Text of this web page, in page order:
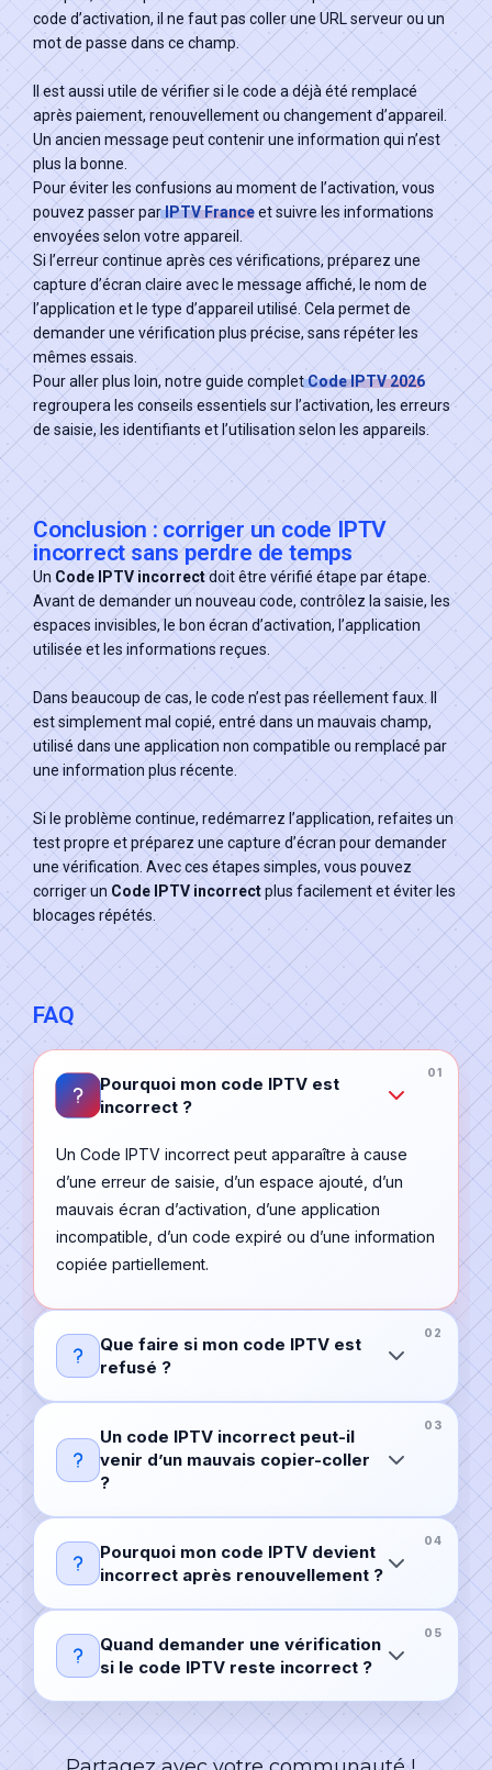
code d’activation, il ne faut pas coller une URL serveur ou un
mot de passe dans ce champ.
Il est aussi utile de vérifier si le code a déjà été remplacé
après paiement, renouvellement ou changement d’appareil.
Un ancien message peut contenir une information qui n’est
plus la bonne.
Pour éviter les confusions au moment de l’activation, vous
pouvez passer parIPTV Franceet suivre les informations
envoyées selon votre appareil.
Si l’erreur continue après ces vérifications, préparez une
capture d’écran claire avec le message affiché, le nom de
l’application et le type d’appareil utilisé. Cela permet de
demander une vérification plus précise, sans répéter les
mêmes essais.
Pour aller plus loin, notre guide completCode IPTV 2026
regroupera les conseils essentiels sur l’activation, les erreurs
de saisie, les identifiants et l’utilisation selon les appareils.
Conclusion : corriger un code IPTV
incorrect sans perdre de temps
Un Code IPTV incorrectdoit être vérifié étape par étape.
Avant de demander un nouveau code, contrôlez la saisie, les
espaces invisibles, le bon écran d’activation, l’application
utilisée et les informations reçues.
Dans beaucoup de cas, le code n’est pas réellement faux. Il
est simplement mal copié, entré dans un mauvais champ,
utilisé dans une application non compatible ou remplacé par
une information plus récente.
Si le problème continue, redémarrez l’application, refaites un
test propre et préparez une capture d’écran pour demander
une vérification. Avec ces étapes simples, vous pouvez
corriger un Code IPTV incorrectplus facilement et éviter les
blocages répétés.
FAQ
Pourquoi mon code IPTV est
incorrect ?
Un Code IPTV incorrect peut apparaître à cause
d’une erreur de saisie, d’un espace ajouté, d’un
mauvais écran d’activation, d’une application
incompatible, d’un code expiré ou d’une information
copiée partiellement.
Que faire si mon code IPTV est
refusé ?
Un code IPTV incorrect peut-il
venir d’un mauvais copier-coller
?
Pourquoi mon code IPTV devient
incorrect après renouvellement ?
Quand demander une vérification
si le code IPTV reste incorrect ?